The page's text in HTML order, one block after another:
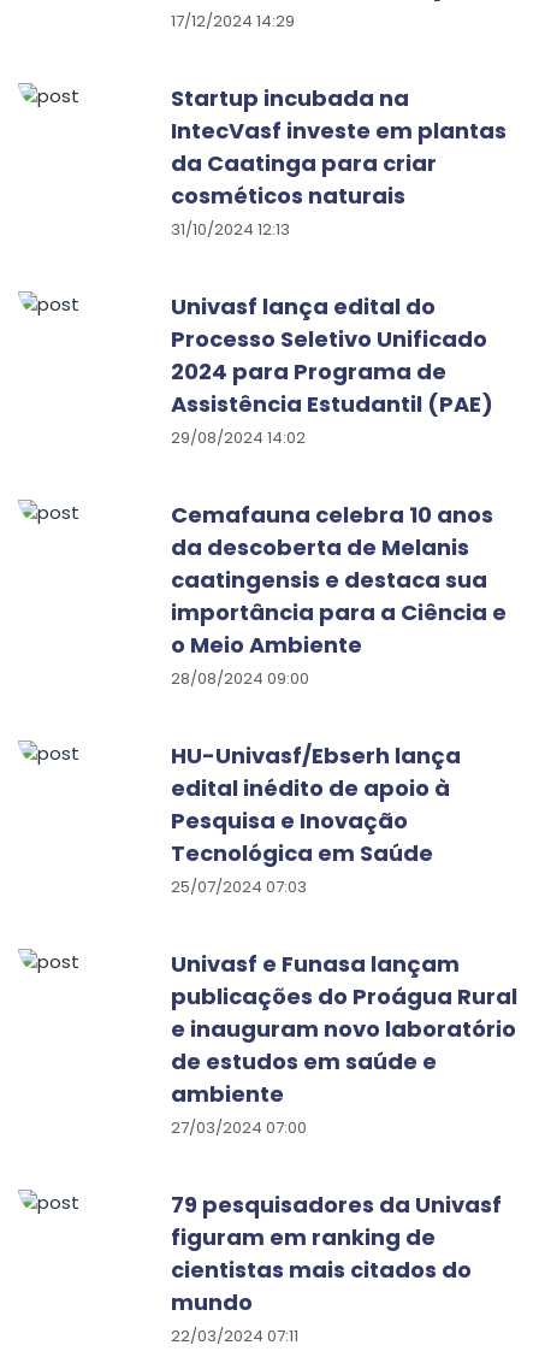
17/12/2024 14:29
Startup incubada na
IntecVasf investe em plantas
da Caatinga para criar
cosméticos naturais
31/10/2024 12:13
Univasf lança edital do
Processo Seletivo Unificado
2024 para Programa de
Assistência Estudantil (PAE)
29/08/2024 14:02
Cemafauna celebra 10 anos
da descoberta de Melanis
caatingensis e destaca sua
importância para a Ciência e
o Meio Ambiente
28/08/2024 09:00
HU-Univasf/Ebserh lança
edital inédito de apoio à
Pesquisa e Inovação
Tecnológica em Saúde
25/07/2024 07:03
Univasf e Funasa lançam
publicações do Proágua Rural
e inauguram novo laboratório
de estudos em saúde e
ambiente
27/03/2024 07:00
79 pesquisadores da Univasf
figuram em ranking de
cientistas mais citados do
mundo
22/03/2024 07:11